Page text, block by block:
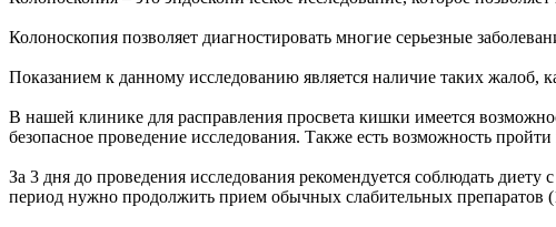
Колоноскопия позволяет диагностировать многие серьезные
Показанием к данному исследованию является наличие таких жалоб,
В нашей клинике для расправления просвета кишки имеется
безопасное проведение исследования. Также есть возможность
За 3 дня до проведения исследования рекомендуется соблюдать
период нужно продолжить прием обычных слабительных препаратов